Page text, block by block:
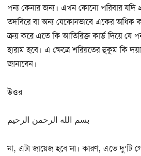
পন্য কেনার জন্য। এখন কোনো পরিবার যদি
তদবিরে বা অন্য যেকোনভাবে একের অধিক
ক্রয় করে এতে কি আতিরিক্ত কার্ড দিয়ে যে
হারাম হবে। এ ক্ষেত্রে শরিয়তের হুকুম কি দয়া
জানাবেন।
উত্তর
بسم الله الرحمن الرحيم
না, এটা জায়েজ হবে না। কারণ, এতে দু’টি